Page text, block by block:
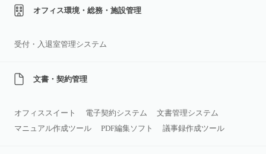
オフィス環境・総務・施設管理
受付・入退室管理システム
文書・契約管理
オフィススイート 電子契約システム
文書管理システム
マニュアル作成ツール
PDF編集ソフト 議事録作成ツール